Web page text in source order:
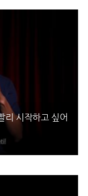
리 시작하고 싶어